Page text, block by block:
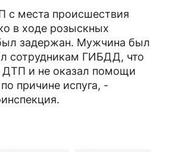
с места происшествия
в ходе розыскных
задержан. Мужчина был
сотрудникам ГИБДД, что
ДТП и не оказал помощи
причине испуга, -